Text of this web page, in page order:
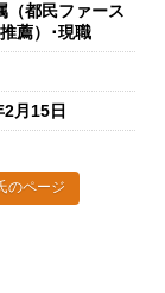
（都民ファース
薦）･現職
月15日
のページ